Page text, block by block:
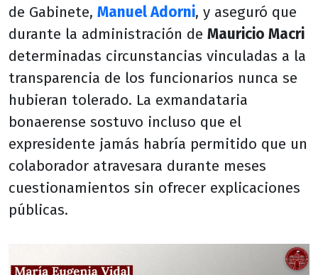
de Gabinete, Manuel Adorni, y aseguró que
durante la administración de Mauricio Macri
determinadas circunstancias vinculadas a la
transparencia de los funcionarios nunca se
hubieran tolerado. La exmandataria
bonaerense sostuvo incluso que el
expresidente jamás habría permitido que un
colaborador atravesara durante meses
cuestionamientos sin ofrecer explicaciones
públicas.